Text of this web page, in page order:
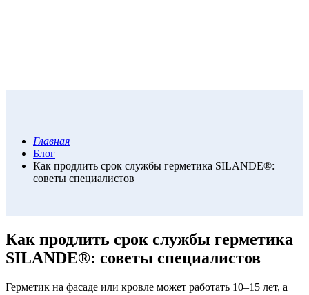
Главная
Блог
Как продлить срок службы герметика SILANDE®:
советы специалистов
Как продлить срок службы герметика
SILANDE®: советы специалистов
Герметик на фасаде или кровле может работать 10–15 лет, а